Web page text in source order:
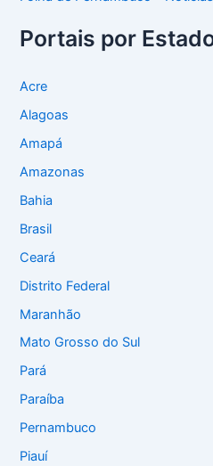
Portais por
Acre
Alagoas
Amapá
Amazonas
Bahia
Brasil
Ceará
Distrito Federal
Maranhão
Mato Grosso do Sul
Pará
Paraíba
Pernambuco
Piauí